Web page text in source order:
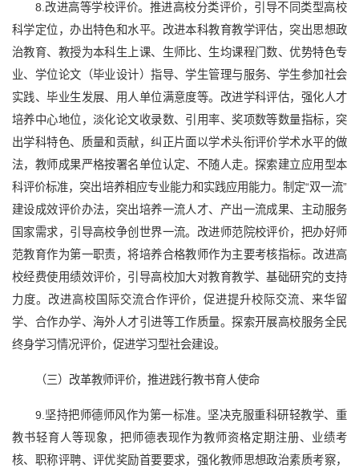
8.改进高等学校评价。推进高校分类评价，引导不同类型高校
科学定位，办出特色和水平。改进本科教育教学评估，突出思想政
治教育、教授为本科生上课、生师比、生均课程门数、优势特色专
业、学位论文（毕业设计）指导、学生管理与服务、学生参加社会
实践、毕业生发展、用人单位满意度等。改进学科评估，强化人才
培养中心地位，淡化论文收录数、引用率、奖项数等数量指标，突
出学科特色、质量和贡献，纠正片面以学术头衔评价学术水平的做
法，教师成果严格按署名单位认定、不随人走。探索建立应用型本
科评价标准，突出培养相应专业能力和实践应用能力。制定“双一流”
建设成效评价办法，突出培养一流人才、产出一流成果、主动服务
国家需求，引导高校争创世界一流。改进师范院校评价，把办好师
范教育作为第一职责，将培养合格教师作为主要考核指标。改进高
校经费使用绩效评价，引导高校加大对教育教学、基础研究的支持
力度。改进高校国际交流合作评价，促进提升校际交流、来华留
学、合作办学、海外人才引进等工作质量。探索开展高校服务全民
终身学习情况评价，促进学习型社会建设。
（三）改革教师评价，推进践行教书育人使命
9.坚持把师德师风作为第一标准。坚决克服重科研轻教学、重
教书轻育人等现象，把师德表现作为教师资格定期注册、业绩考
核、职称评聘、评优奖励首要要求，强化教师思想政治素质考察，